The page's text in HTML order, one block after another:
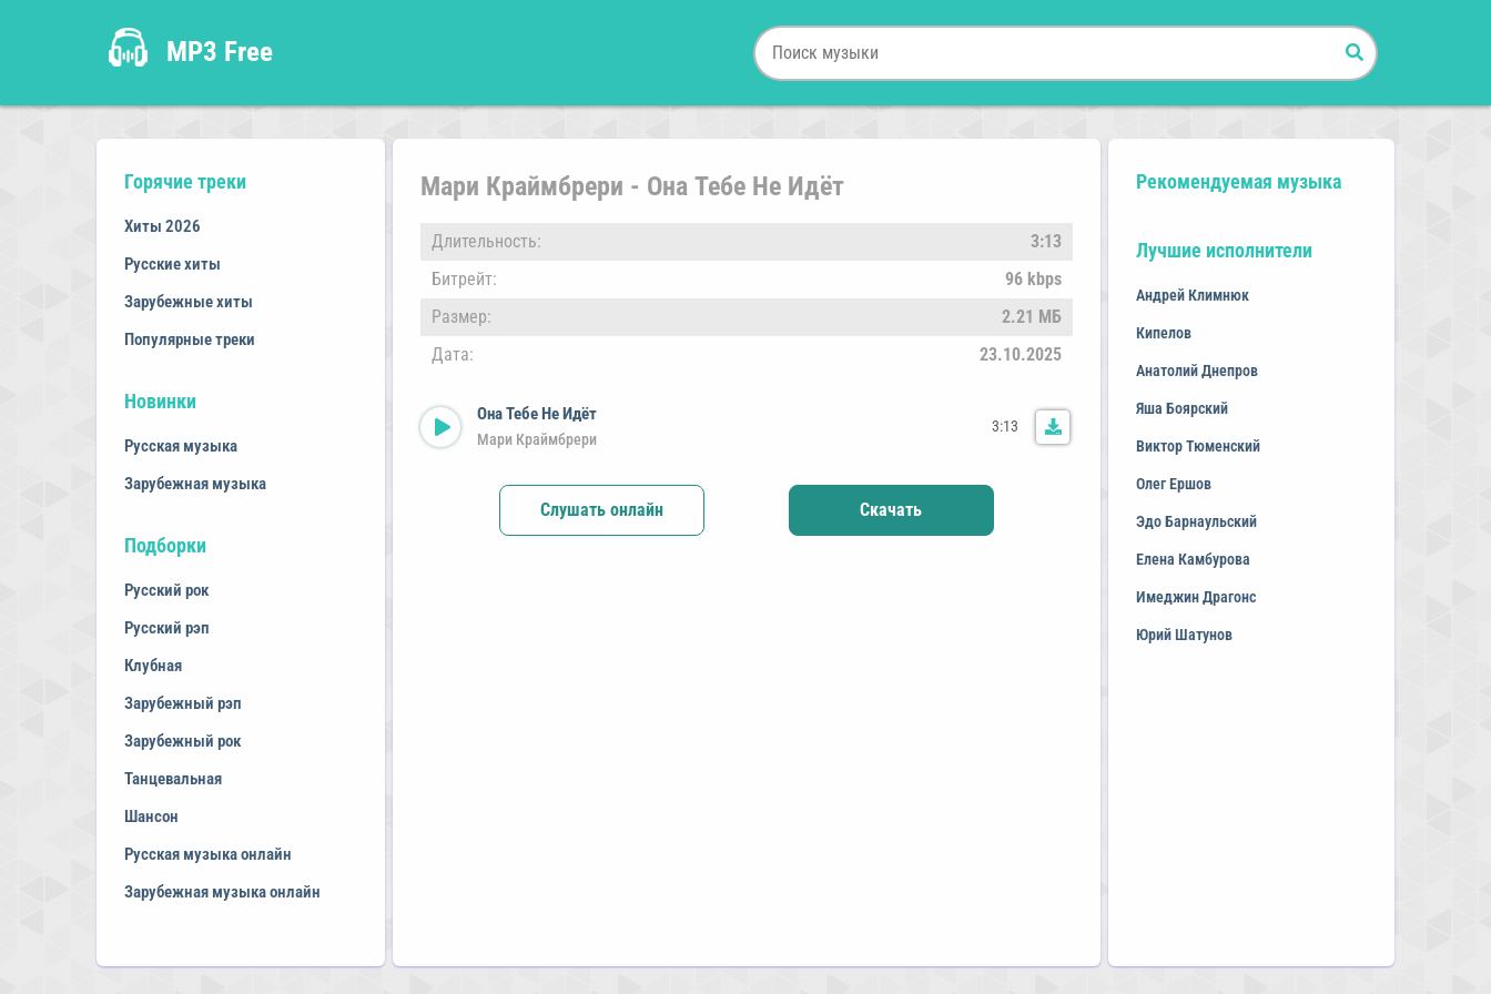
MP3 Free
Горячие треки
Хиты 2026
Русские хиты
Зарубежные хиты
Популярные треки
Новинки
Русская музыка
Зарубежная музыка
Подборки
Русский рок
Русский рэп
Клубная
Зарубежный рэп
Зарубежный рок
Танцевальная
Шансон
Русская музыка онлайн
Зарубежная музыка онлайн
Мари Краймбрери - Она Тебе Не Идёт
Длительность:
3:13
Битрейт:
96 kbps
Размер:
2.21 МБ
Дата:
23.10.2025
Она Тебе Не Идёт
Мари Краймбрери
3:13
Слушать онлайн Скачать
Рекомендуемая музыка
Лучшие исполнители
Андрей Климнюк
Кипелов
Анатолий Днепров
Яша Боярский
Виктор Тюменский
Олег Ершов
Эдо Барнаульский
Елена Камбурова
Имеджин Драгонс
Юрий Шатунов